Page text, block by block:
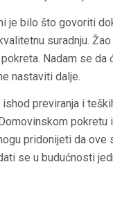
je bilo što govoriti
suradnju.
Nadam se
nastaviti dalje.
ishod previranja i
pridonijeti da ove
se u budućnosti